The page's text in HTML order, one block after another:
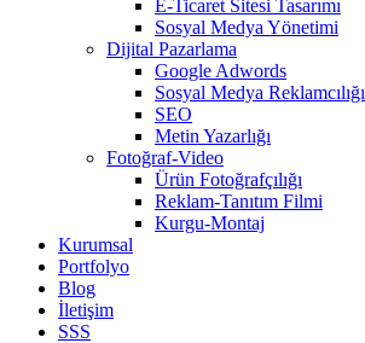
E-Ticaret Sitesi Tasarımı
Sosyal Medya Yönetimi
Dijital Pazarlama
Google Adwords
Sosyal Medya Reklamcılığı
SEO
Metin Yazarlığı
Fotoğraf-Video
Ürün Fotoğrafçılığı
Reklam-Tanıtım Filmi
Kurgu-Montaj
Kurumsal
Portfolyo
Blog
İletişim
SSS